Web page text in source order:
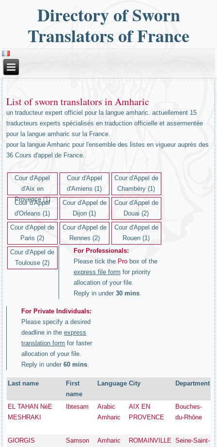
Directory of Sworn
Translators of France
List of sworn translators in Amharic
un traducteur expert officiel pour la langue amharic. actuellement 15
traducteurs experts spécialisés en traduction officielle et assermentée
pour la langue amharic sur la France.
pour la langue Amharic pour l'ensemble des listes en vigueur auprès des
36 Cours d'appel de France.
Cour d'Appel
d'Aix en
Provence (1)
Cour d'Appel
d'Amiens (1)
Cour d'Appel de
Chambéry (1)
Cour d'Appel
d'Orleans (1)
Cour d'Appel de
Dijon (1)
Cour d'Appel de
Douai (2)
Cour d'Appel de
Paris (2)
Cour d'Appel de
Rennes (2)
Cour d'Appel de
Rouen (1)
Cour d'Appel de
Toulouse (2)
For Professionals:
Please tick the Probox of the
express file form for priority
allocation of your file.
Reply in under 30 mins.
For Private Individuals:
Please specify a desired
deadline in theexpress
translation form for faster
allocation of your file.
Reply in under60 mins.
Last name
First
name
Language City Department
EL TAHAN NéE
MESHRAKI
Ibtesam
Arabic
Amharic
AIX EN
PROVENCE
Bouches-
du-Rhône
GIORGIS Samson
Amharic
ROMAINVILLE Seine-Saint-